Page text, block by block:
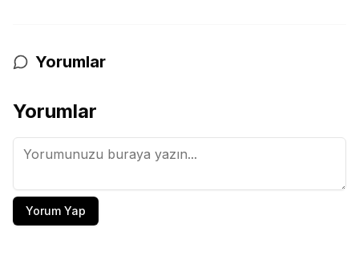
Yorumlar
Yorumlar
Yorum Yap